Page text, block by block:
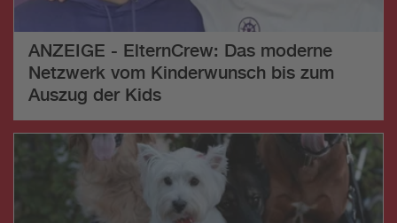
ANZEIGE - ElternCrew: Das moderne
Netzwerk vom Kinderwunsch bis zum
Auszug der Kids